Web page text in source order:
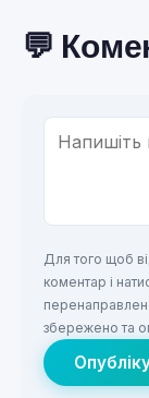
💬
Для того щоб
коментар і
збережено та